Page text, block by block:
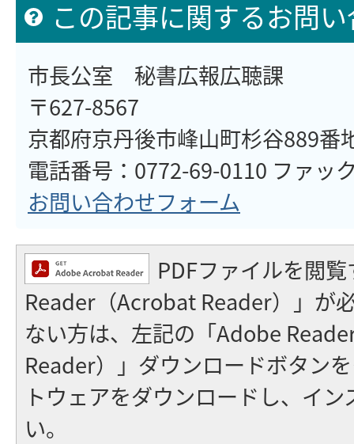
この記事に関するお問
市長公室 秘書広報広聴課
〒627-8567
京都府京丹後市峰山町杉谷889番
電話番号：0772-69-0110 ファッ
お問い合わせフォーム
PDFファイルを閲
Reader（Acrobat Reader）」が
ない方は、左記の「Adobe
Reader）」ダウンロードボタン
トウェアをダウンロードし、イ
い。